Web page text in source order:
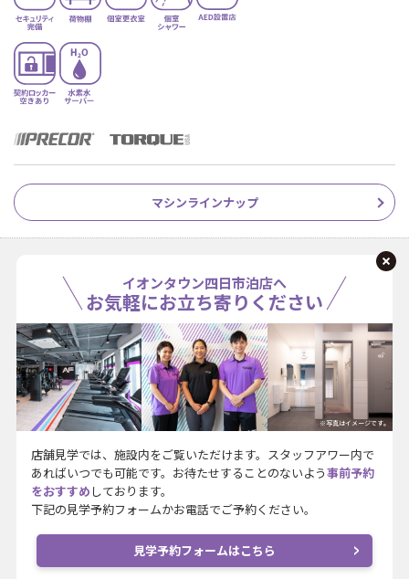
マシンラインナップ
イオンタウン四日市泊店へ
お気軽にお立ち寄りください
※写真はイメージです。
店舗見学では、施設内をご覧いただけます。スタッフアワー内で
あればいつでも可能です。お待たせすることのないよう事前予約
をおすすめ しております。
下記の見学予約フォームかお電話でご予約ください。
見学予約フォームはこちら